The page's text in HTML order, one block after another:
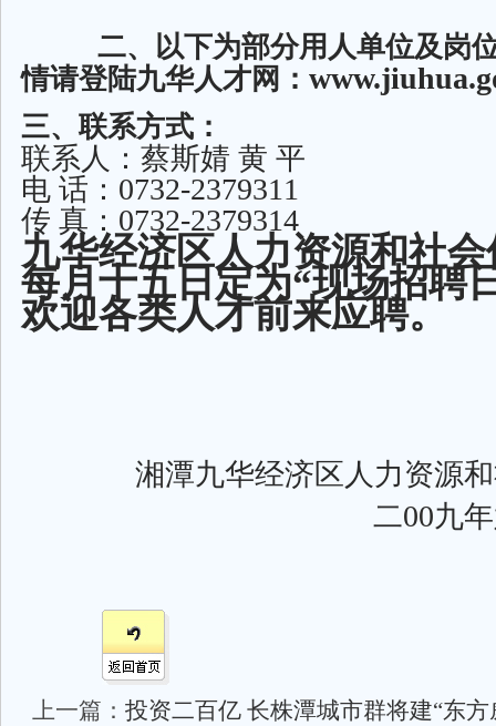
二、以下为部分用人单位及岗
情请登陆九华人才网：
三、联系方式：
联系人：蔡斯婧 黄 平
电 话： 0732-2379311
传 真： 0732-2379314
九华经济区人力资源和社
每月十五日定为“现场招聘
欢迎各类人才前来应聘。
湘潭九华经济区人力资源
二00九
上一篇： 投资二百亿 长株潭城市群将建“东方